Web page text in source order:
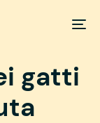
gatti